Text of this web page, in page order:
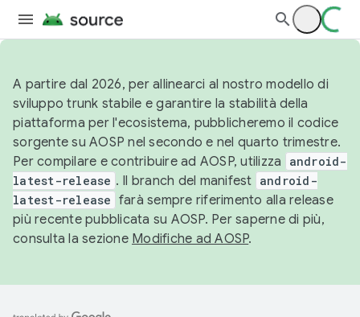
A partire dal 2026, per allinearci al nostro modello di
sviluppo trunk stabile e garantire la stabilità della
piattaforma per l'ecosistema, pubblicheremo il codice
sorgente su AOSP nel secondo e nel quarto trimestre.
Per compilare e contribuire ad AOSP, utilizza
android-
latest-release . Il branch del manifest android-
latest-release farà sempre riferimento alla release
più recente pubblicata su AOSP. Per saperne di più,
consulta la sezione Modifiche ad AOSP.